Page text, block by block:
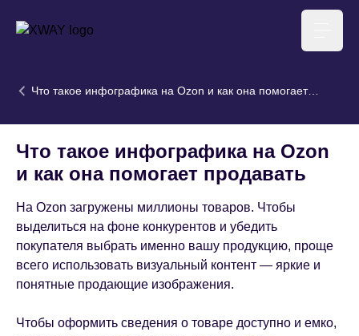
XWAY агентство
Что такое инфографика на Ozon и как она помогает
Что такое инфографика на Ozon
и как она помогает продавать
На Ozon загружены миллионы товаров. Чтобы
выделиться на фоне конкурентов и убедить
покупателя выбрать именно вашу продукцию, проще
всего использовать визуальный контент — яркие и
понятные продающие изображения.
Чтобы оформить сведения о товаре доступно и емко,